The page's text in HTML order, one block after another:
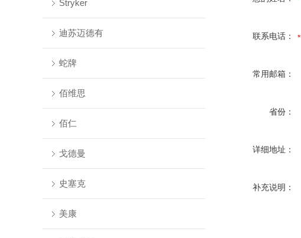
Stryker
迪苏迈德有
蛇牌
佰维思
佰仁
戈德曼
史塞克
美康
联系电话：
常用邮箱：
省份：
详细地址：
补充说明：